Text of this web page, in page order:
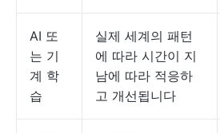
AI 또
는 기
계 학
습
실제 세계의 패턴
에 따라 시간이 지
남에 따라 적응하
고 개선됩니다